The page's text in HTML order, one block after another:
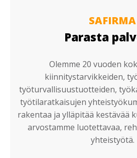
SAFIRMA
Parasta
Olemme 20 vuoden
kiinnitystarvikkeiden,
työturvallisuustuotteiden,
työtilaratkaisujen
rakentaa ja ylläpitää kestävää
arvostamme luotettavaa,
yhteistyötä.